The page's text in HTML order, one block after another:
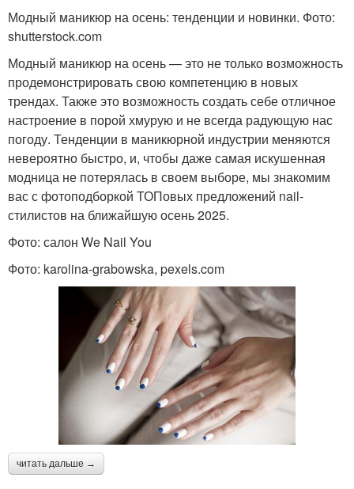
Модный маникюр на осень: тенденции и новинки. Фото:
shutterstock.com
Модный маникюр на осень — это не только возможность
продемонстрировать свою компетенцию в новых
трендах. Также это возможность создать себе отличное
настроение в порой хмурую и не всегда радующую нас
погоду. Тенденции в маникюрной индустрии меняются
невероятно быстро, и, чтобы даже самая искушенная
модница не потерялась в своем выборе, мы знакомим
вас с фотоподборкой ТОПовых предложений nail-
стилистов на ближайшую осень 2025.
Фото: салон We Nail You
Фото: karolina-grabowska, pexels.com
читать дальше →